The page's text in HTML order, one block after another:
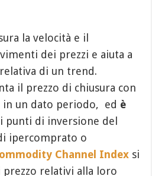
la velocità e il
dei prezzi e aiuta a
di un trend.
il prezzo di chiusura con
in un dato periodo, ed è
punti di inversione del
ipercomprato o
Channel Index si
relativi alla loro